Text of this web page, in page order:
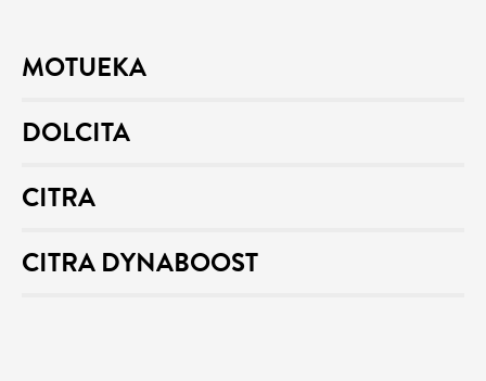
MOTUEKA
DOLCITA
CITRA
CITRA DYNABOOST